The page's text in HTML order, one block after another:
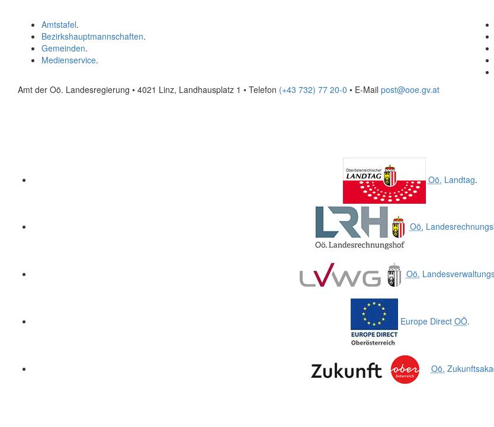
Amtstafel.
Bezirkshauptmannschaften.
Gemeinden.
Medienservice.
Amt der Oö. Landesregierung • 4021 Linz, Landhausplatz 1 • Telefon (+43 732) 77 20-0 • E-Mail post@ooe.gv.at
Oö. Landtag.
Oö.
Oö.
Europe Direct OÖ.
Oö.